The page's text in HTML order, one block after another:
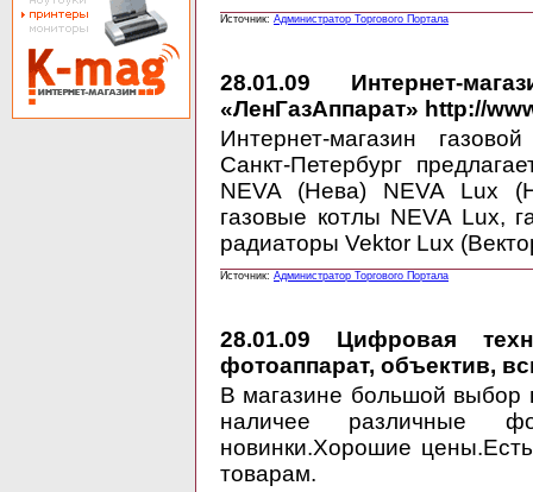
Источник: Администратор Торгового Портала
28.01.09 Интернет-
«ЛенГазАппарат» http://
Интернет-магазин
Санкт-Петербург
NEVA (Нева) NEVA Lux
газовые котлы NEVA Lux,
радиаторы Vektor Lux
Источник: Администратор Торгового Портала
28.01.09 Цифровая
фотоаппарат, объектив,
В магазине большой
наличее различные
новинки.Хорошие
товарам.